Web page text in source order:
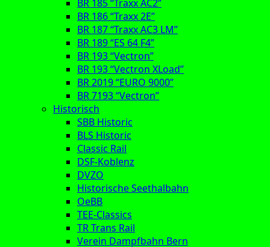
BR 185 “Traxx AC2”
BR 186 “Traxx 2E”
BR 187 “Traxx AC3 LM”
BR 189 “ES 64 F4”
BR 193 “Vectron”
BR 193 “Vectron XLoad”
BR 2019 “EURO 9000”
BR 7193 “Vectron”
Historisch
SBB Historic
BLS Historic
Classic Rail
DSF-Koblenz
DVZO
Historische Seethalbahn
OeBB
TEE-Classics
TR Trans Rail
Verein Dampfbahn Bern